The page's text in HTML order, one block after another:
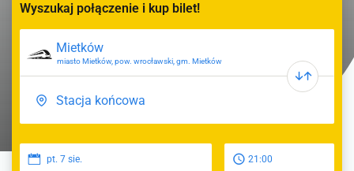
Wyszukaj połączenie i kup bilet!
miasto Mietków, pow. wrocławski, gm. Mietków
pt. 7 sie. 21:00